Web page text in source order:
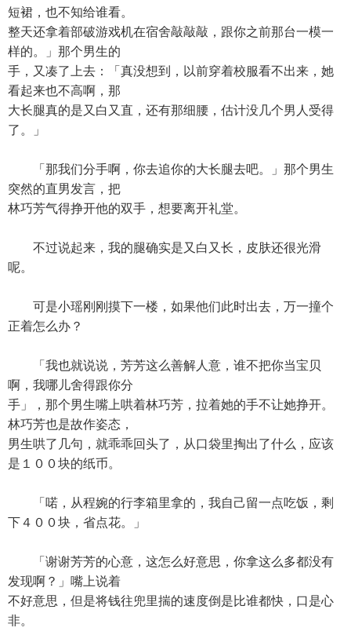
短裙，也不知给谁看。
整天还拿着部破游戏机在宿舍敲敲敲，跟你之前那台一模一
样的。」那个男生的
手，又凑了上去：「真没想到，以前穿着校服看不出来，她
看起来也不高啊，那
大长腿真的是又白又直，还有那细腰，估计没几个男人受得
了。」
「那我们分手啊，你去追你的大长腿去吧。」那个男生
突然的直男发言，把
林巧芳气得挣开他的双手，想要离开礼堂。
不过说起来，我的腿确实是又白又长，皮肤还很光滑
呢。
可是小瑶刚刚摸下一楼，如果他们此时出去，万一撞个
正着怎么办？
「我也就说说，芳芳这么善解人意，谁不把你当宝贝
啊，我哪儿舍得跟你分
手」，那个男生嘴上哄着林巧芳，拉着她的手不让她挣开。
林巧芳也是故作姿态，
男生哄了几句，就乖乖回头了，从口袋里掏出了什么，应该
是１００块的纸币。
「喏，从程婉的行李箱里拿的，我自己留一点吃饭，剩
下４００块，省点花。」
「谢谢芳芳的心意，这怎么好意思，你拿这么多都没有
发现啊？」嘴上说着
不好意思，但是将钱往兜里揣的速度倒是比谁都快，口是心
非。